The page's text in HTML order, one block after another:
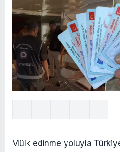
Mülk edinme yoluyla